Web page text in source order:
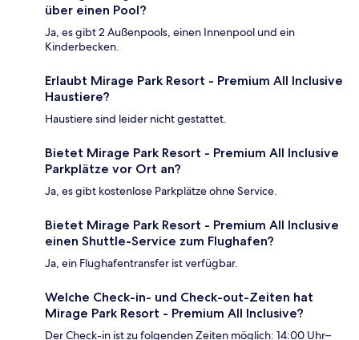
über einen Pool?
Ja, es gibt 2 Außenpools, einen Innenpool und ein
Kinderbecken.
Erlaubt Mirage Park Resort - Premium All Inclusive
Haustiere?
Haustiere sind leider nicht gestattet.
Bietet Mirage Park Resort - Premium All Inclusive
Parkplätze vor Ort an?
Ja, es gibt kostenlose Parkplätze ohne Service.
Bietet Mirage Park Resort - Premium All Inclusive
einen Shuttle-Service zum Flughafen?
Ja, ein Flughafentransfer ist verfügbar.
Welche Check-in- und Check-out-Zeiten hat
Mirage Park Resort - Premium All Inclusive?
Der Check-in ist zu folgenden Zeiten möglich: 14:00 Uhr–